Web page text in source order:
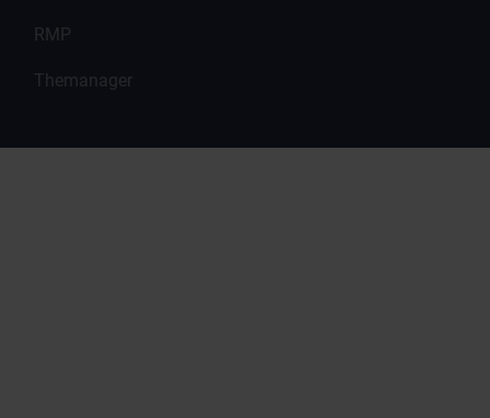
RMP
Themanager